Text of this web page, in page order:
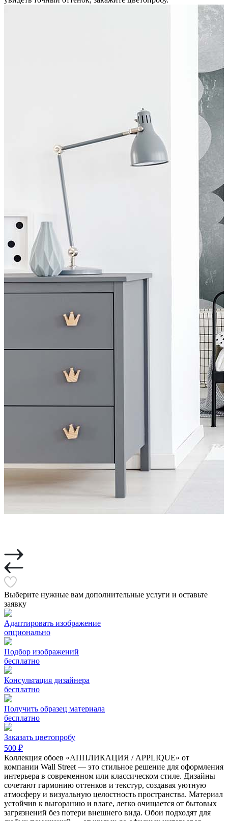
Выберите нужные вам дополнительные услуги и оставьте
заявку
Адаптировать изображение
опционально
Подбор изображений
бесплатно
Консультация дизайнера
бесплатно
Получить образец материала
бесплатно
Заказать цветопробу
500 ₽
Коллекция обоев «АППЛИКАЦИЯ / APPLIQUE» от
компании Wall Street — это стильное решение для оформления
интерьера в современном или классическом стиле. Дизайны
сочетают гармонию оттенков и текстур, создавая уютную
атмосферу и визуальную целостность пространства. Материал
устойчив к выгоранию и влаге, легко очищается от бытовых
загрязнений без потери внешнего вида. Обои подходят для